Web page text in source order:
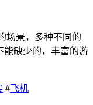
场景，多种不同的
能缺少的，丰富的游
#飞机